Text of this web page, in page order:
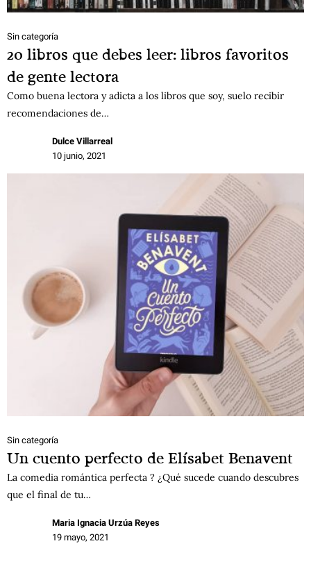
Sin categoría
20 libros que debes leer: libros favoritos
de gente lectora
Como buena lectora y adicta a los libros que soy, suelo recibir
recomendaciones de…
Dulce Villarreal
10 junio, 2021
Sin categoría
Un cuento perfecto de Elísabet Benavent
La comedia romántica perfecta ? ¿Qué sucede cuando descubres
que el final de tu…
Maria Ignacia Urzúa Reyes
19 mayo, 2021